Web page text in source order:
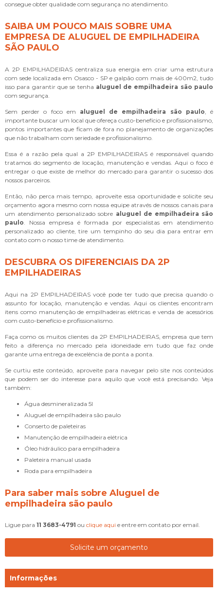
consegue obter qualidade com segurança no atendimento.
SAIBA UM POUCO MAIS SOBRE UMA
EMPRESA DE ALUGUEL DE EMPILHADEIRA
SÃO PAULO
A 2P EMPILHADEIRAS centraliza sua energia em criar uma estrutura
com sede localizada em Osasco - SP e galpão com mais de 400m2, tudo
isso para garantir que se tenha aluguel de empilhadeira são paulo
com segurança.
Sem perder o foco em aluguel de empilhadeira são paulo, é
importante buscar um local que ofereça custo-benefício e profissionalismo,
pontos importantes que ficam de fora no planejamento de organizações
que não trabalham com seriedade e profissionalismo.
Essa é a razão pela qual a 2P EMPILHADEIRAS é responsável quando
tratamos do segmento de locação, manutenção e vendas. Aqui o foco é
entregar o que existe de melhor do mercado para garantir o sucesso dos
nossos parceiros.
Então, não perca mais tempo, aproveite essa oportunidade e solicite seu
orçamento agora mesmo com nossa equipe através de nossos canais para
um atendimento personalizado sobre aluguel de empilhadeira são
paulo. Nossa empresa é formada por especialistas em atendimento
personalizado ao cliente, tire um tempinho do seu dia para entrar em
contato com o nosso time de atendimento.
DESCUBRA OS DIFERENCIAIS DA 2P
EMPILHADEIRAS
Aqui na 2P EMPILHADEIRAS você pode ter tudo que precisa quando o
assunto for locação, manutenção e vendas. Aqui os clientes encontram
itens como manutenção de empilhadeiras elétricas e venda de acessórios
com custo-benefício e profissionalismo.
Faça como os muitos clientes da 2P EMPILHADEIRAS, empresa que tem
feito a diferença no mercado pela idoneidade em tudo que faz onde
garante uma entrega de excelência de ponta a ponta.
Se curtiu este conteúdo, aproveite para navegar pelo site nos conteúdos
que podem ser do interesse para aquilo que você está precisando. Veja
também:
água desmineralizada 5l
aluguel de empilhadeira são paulo
conserto de paleteiras
manutenção de empilhadeira elétrica
óleo hidráulico para empilhadeira
paleteira manual usada
roda para empilhadeira
Para saber mais sobre Aluguel de
empilhadeira são paulo
Ligue para 11 3683-4791 ou clique aqui e entre em contato por email.
Solicite um orçamento
Informações